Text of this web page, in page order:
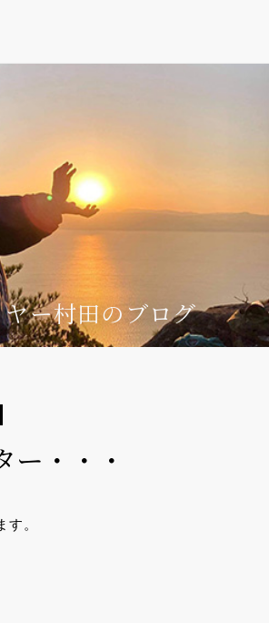
ヤー村田のブログ
ー・・・
す。